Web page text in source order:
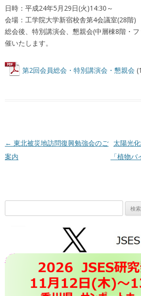
日時：平成24年5月29日(火)14:30～
会場：工学院大学新宿校舎第4会議室(28階)
総会後、特別講演会、懇親会(中層棟8階・
催いたします。
第2回会員総会・特別講演会・懇親会
投稿ナビゲーション
← 東北被災地訪問復興勉強会のご
案内
太陽光
「植物
索: